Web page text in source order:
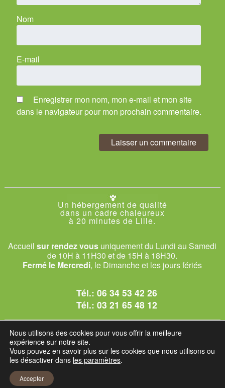
Nom
E-mail
Enregistrer mon nom, mon e-mail et mon site
dans le navigateur pour mon prochain commentaire.
Un hébergement de qualité
dans un cadre chaleureux
à 20 minutes de Lille.
Accueilsur rendez vous uniquement du Lundi au Samedi
de 10H à 11H30 et de 15H à 18H30.
Fermé le Mercredi, le Dimanche et les jours fériés
Tél.:06 34 53 42 26
Tél.:03 21 65 48 12
© 2026 Le Club des Chats
1228 rue bataille - 62840 Sailly-sur-la-Lys.
Mentions légales et C.G.U
Nous utilisons des cookies pour vous offrir la meilleure
expérience sur notre site.
Vous pouvez en savoir plus sur les cookies que nous utilisons ou
les désactiver dans les paramètres.
Accepter